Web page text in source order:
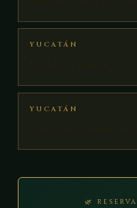
YUCATÁN
YUCATÁN
🌿